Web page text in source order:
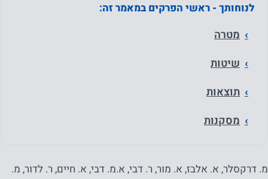
לנוחותך - ראשי הפרקים במאמר זה:
מטרה
שיטות
תוצאות
מסקנות
מ. דרקסלר, א. אלבז, א. מור, ר. דבי, א.מ. דבי, א. חיים, ר. לדור, מ.